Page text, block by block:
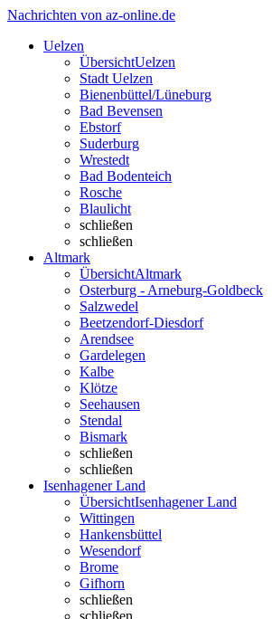
Nachrichten von az-online.de
Uelzen
ÜbersichtUelzen
Stadt Uelzen
Bienenbüttel/Lüneburg
Bad Bevensen
Ebstorf
Suderburg
Wrestedt
Bad Bodenteich
Rosche
Blaulicht
schließen
schließen
Altmark
ÜbersichtAltmark
Osterburg - Arneburg-Goldbeck
Salzwedel
Beetzendorf-Diesdorf
Arendsee
Gardelegen
Kalbe
Klötze
Seehausen
Stendal
Bismark
schließen
schließen
Isenhagener Land
ÜbersichtIsenhagener Land
Wittingen
Hankensbüttel
Wesendorf
Brome
Gifhorn
schließen
schließen